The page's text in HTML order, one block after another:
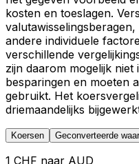
kosten en toeslagen.
andere individuele
verschillende
zijn daarom mogelijk
besparingen en moeten
gebruikt. Het
driemaandelijks
Koersen Geconverteerde
1 CHF naar AUD